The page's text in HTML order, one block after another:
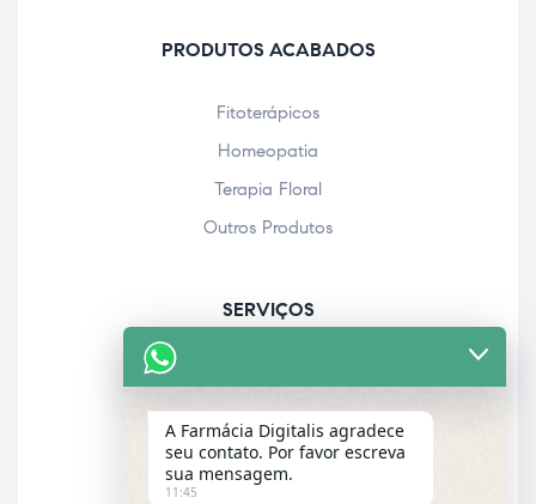
PRODUTOS ACABADOS
Fitoterápicos
Homeopatia
Terapia Floral
Outros Produtos
SERVIÇOS
Acolhimento farmacêutico
Assistência personalizada
Check-up
Entrega a domicílio
A Farmácia Digitalis agradece
seu contato. Por favor escreva
sua mensagem.
11:45